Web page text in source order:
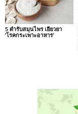
5 ตำรับสมุนไพร เยียวยา
‘โรคกระเพาะอาหาร’